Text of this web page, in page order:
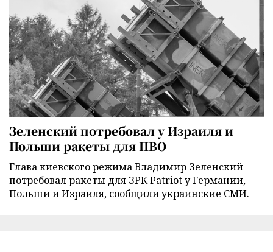
Зеленский потребовал у Израиля и
Польши ракеты для ПВО
Глава киевского режима Владимир Зеленский
потребовал ракеты для ЗРК Patriot у Германии,
Польши и Израиля, сообщили украинские СМИ.